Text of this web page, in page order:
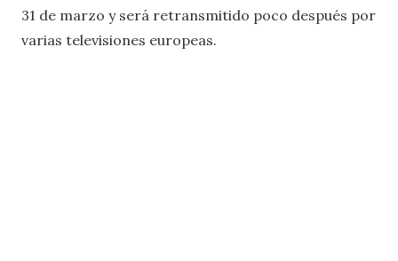
31 de marzo y será retransmitido poco después por
varias televisiones europeas.